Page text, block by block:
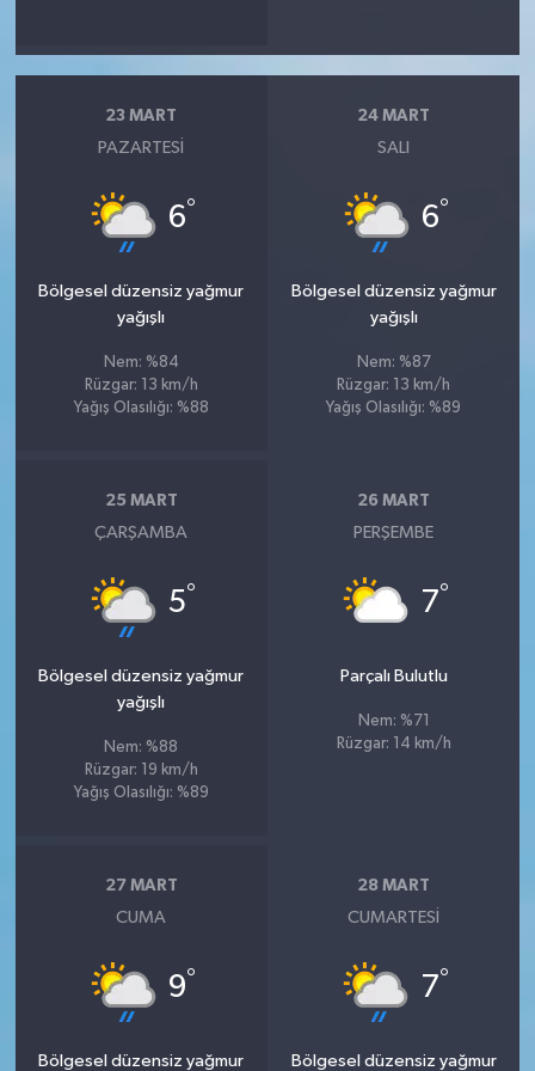
23 MART
PAZARTESI
6°
Bölgesel düzensiz yağmur
yağışlı
Nem: %84
Rüzgar: 13 km/h
Yağış Olasılığı: %88
24 MART
SALI
6°
Bölgesel düzensiz yağmur
yağışlı
Nem: %87
Rüzgar: 13 km/h
Yağış Olasılığı: %89
25 MART
ÇARŞAMBA
5°
Bölgesel düzensiz yağmur
yağışlı
Nem: %88
Rüzgar: 19 km/h
Yağış Olasılığı: %89
26 MART
PERŞEMBE
7°
Parçalı Bulutlu
Nem: %71
Rüzgar: 14 km/h
27 MART
CUMA
9°
Bölgesel düzensiz yağmur
28 MART
CUMARTESI
7°
Bölgesel düzensiz yağmur